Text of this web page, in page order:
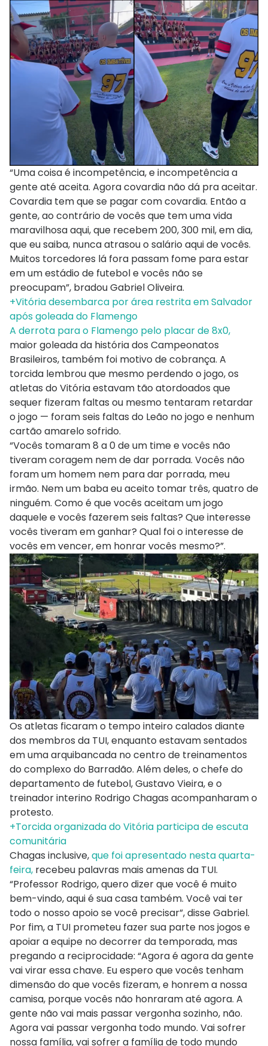
“Uma coisa é incompetência, e incompetência a
gente até aceita. Agora covardia não dá pra aceitar.
Covardia tem que se pagar com covardia. Então a
gente, ao contrário de vocês que tem uma vida
maravilhosa aqui, que recebem 200, 300 mil, em dia,
que eu saiba, nunca atrasou o salário aqui de vocês.
Muitos torcedores lá fora passam fome para estar
em um estádio de futebol e vocês não se
preocupam”, bradou Gabriel Oliveira.
+Vitória desembarca por área restrita em Salvador
após goleada do Flamengo
A derrota para o Flamengo pelo placar de 8x0,
maior goleada da história dos Campeonatos
Brasileiros, também foi motivo de cobrança. A
torcida lembrou que mesmo perdendo o jogo, os
atletas do Vitória estavam tão atordoados que
sequer fizeram faltas ou mesmo tentaram retardar
o jogo — foram seis faltas do Leão no jogo e nenhum
cartão amarelo sofrido.
“Vocês tomaram 8 a 0 de um time e vocês não
tiveram coragem nem de dar porrada. Vocês não
foram um homem nem para dar porrada, meu
irmão. Nem um baba eu aceito tomar três, quatro de
ninguém. Como é que vocês aceitam um jogo
daquele e vocês fazerem seis faltas? Que interesse
vocês tiveram em ganhar? Qual foi o interesse de
vocês em vencer, em honrar vocês mesmo?”.
Os atletas ficaram o tempo inteiro calados diante
dos membros da TUI, enquanto estavam sentados
em uma arquibancada no centro de treinamentos
do complexo do Barradão. Além deles, o chefe do
departamento de futebol, Gustavo Vieira, e o
treinador interino Rodrigo Chagas acompanharam o
protesto.
+Torcida organizada do Vitória participa de escuta
comunitária
Chagas inclusive,que foi apresentado nesta quarta-
feira, recebeu palavras mais amenas da TUI.
“Professor Rodrigo, quero dizer que você é muito
bem-vindo, aqui é sua casa também. Você vai ter
todo o nosso apoio se você precisar”, disse Gabriel.
Por fim, a TUI prometeu fazer sua parte nos jogos e
apoiar a equipe no decorrer da temporada, mas
pregando a reciprocidade: “Agora é agora da gente
vai virar essa chave. Eu espero que vocês tenham
dimensão do que vocês fizeram, e honrem a nossa
camisa, porque vocês não honraram até agora. A
gente não vai mais passar vergonha sozinho, não.
Agora vai passar vergonha todo mundo. Vai sofrer
nossa família, vai sofrer a família de todo mundo